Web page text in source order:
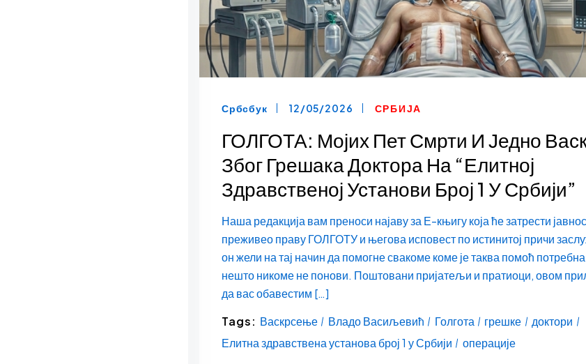
Србсбук 12/05/2026 СРБИЈА
ГОЛГОТА: Мојих Пет Смрти И Једно
Због Грешака Доктора На “Елитној
Здравственој Установи Број 1 У Србији”
Наша редакција вам преноси најаву за Е-књигу која ће затрести
преживео праву ГОЛГОТУ и његова исповест по истинитој причи
он жели на тај начин да помогне свакоме коме је таква помоћ
нешто никоме не понови. Поштовани пријатељи и пратиоци, овом
да вас обавестим […]
Tags: Васкрсење Владо Васиљевић Голгота грешке
доктори
Елитна здравствена установа број 1 у Србији
операције